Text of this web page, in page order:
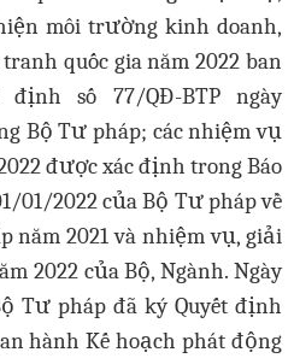
môi trường kinh doanh,
quốc gia năm 2022 ban
định số 77/QĐ-BTP ngày
Bộ Tư pháp; các nhiệm vụ
được xác định trong Báo
01/2022 của Bộ Tư pháp về
năm 2021 và nhiệm vụ, giải
2022 của Bộ, Ngành. Ngày
Tư pháp đã ký Quyết định
hành Kế hoạch phát động